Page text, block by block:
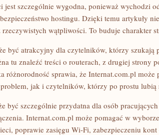
jest szczególnie wygodna, ponieważ wychodzi
hostingu. Dzięki temu artykuły
wątpliwości. To buduje charakter
być atrakcyjny dla czytelników, którzy szukają
tu znaleźć treści o routerach, z drugiej strony
różnorodność sprawia, że Internat.com.pl
jak i czytelników, którzy po prostu lubią
być szczególnie przydatna dla osób
Internat.com.pl może pomagać w
poprawie zasięgu Wi-Fi, zabezpieczeniu